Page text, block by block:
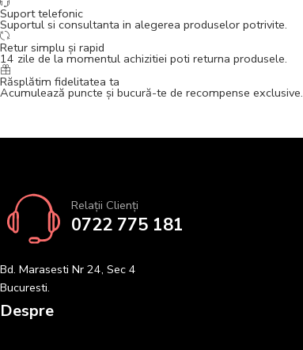
Suport telefonic
Suportul si consultanta in alegerea produselor potrivite.
Retur simplu și rapid
14 zile de la momentul achizitiei poti returna produsele.
Răsplătim fidelitatea ta
Acumulează puncte și bucură-te de recompense exclusive.
Relații Clienți
0722 775 181
Bd. Marasesti Nr 24, Sec 4
Bucuresti.
Despre